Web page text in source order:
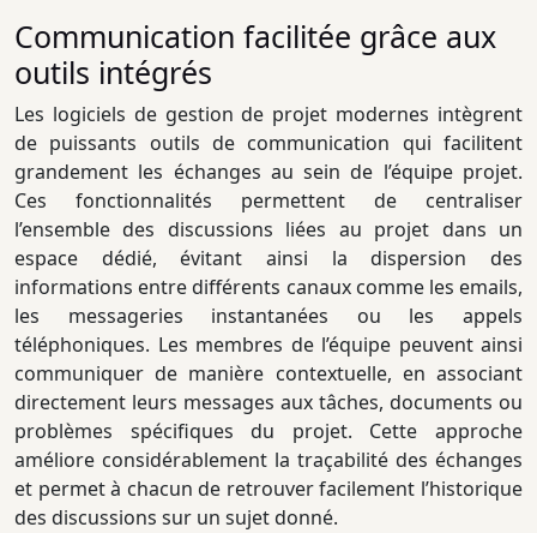
Communication facilitée grâce aux
outils intégrés
Les logiciels de gestion de projet modernes intègrent
de puissants outils de communication qui facilitent
grandement les échanges au sein de l’équipe projet.
Ces fonctionnalités permettent de centraliser
l’ensemble des discussions liées au projet dans un
espace dédié, évitant ainsi la dispersion des
informations entre différents canaux comme les emails,
les messageries instantanées ou les appels
téléphoniques. Les membres de l’équipe peuvent ainsi
communiquer de manière contextuelle, en associant
directement leurs messages aux tâches, documents ou
problèmes spécifiques du projet. Cette approche
améliore considérablement la traçabilité des échanges
et permet à chacun de retrouver facilement l’historique
des discussions sur un sujet donné.